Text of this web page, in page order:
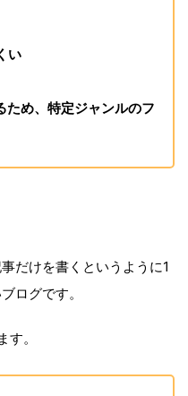
い
め、特定ジャンルのフ
だけを書くというように1
ログです。
。